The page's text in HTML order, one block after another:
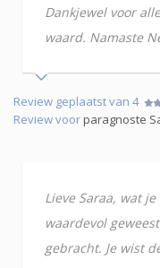
Dankjewel voor
waard. Namaste
Review geplaatst van 4
Review voorparagnoste
Lieve Saraa, wat
waardevol
gebracht. Je wist